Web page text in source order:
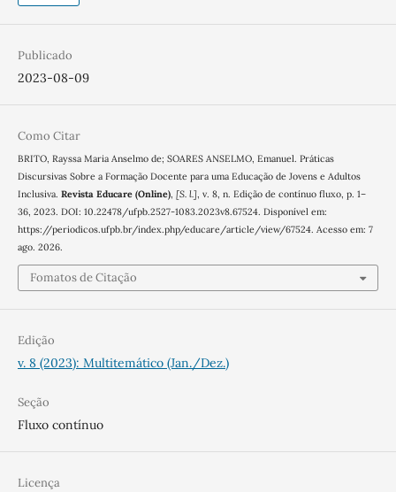
Publicado
2023-08-09
Como Citar
BRITO, Rayssa Maria Anselmo de; SOARES ANSELMO, Emanuel. Práticas
Discursivas Sobre a Formação Docente para uma Educação de Jovens e Adultos
Inclusiva. Revista Educare (Online), [S. l.], v. 8, n. Edição de contínuo fluxo, p. 1–
36, 2023. DOI: 10.22478/ufpb.2527-1083.2023v8.67524. Disponível em:
https://periodicos.ufpb.br/index.php/educare/article/view/67524. Acesso em: 7
ago. 2026.
Fomatos de Citação
Edição
v. 8 (2023): Multitemático (Jan./Dez.)
Seção
Fluxo contínuo
Licença